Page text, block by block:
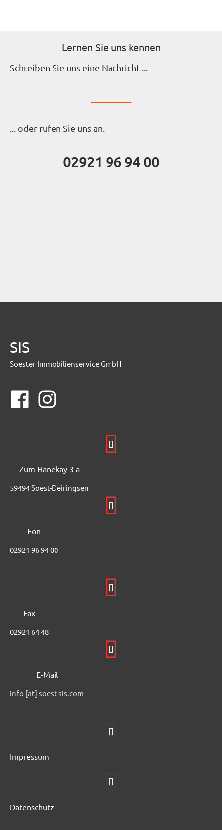
Lernen Sie uns kennen
Schreiben Sie uns eine Nachricht ...
... oder rufen Sie uns an.
02921 96 94 00
SIS
Soester Immobilienservice GmbH
Zum Hanekay 3 a
59494 Soest-Deiringsen
Fon
02921 96 94 00
Fax
02921 64 48
E-Mail
info [at] soest-sis.com
Impressum
Datenschutz